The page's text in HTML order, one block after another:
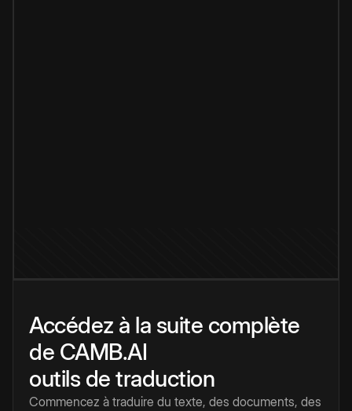
Accédez à la suite complète
de CAMB.AI
outils de traduction
Commencez à traduire du texte, des documents, des